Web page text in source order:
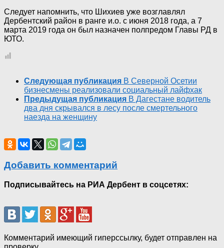
Следует напомнить, что Шихиев уже возглавлял
Дербентский район в ранге и.о. с июня 2018 года, а 7
марта 2019 года он был назначен полпредом Главы РД в
ЮТО.
Следующая публикация В Северной Осетии
бизнесмены реализовали социальный лайфхак
Предыдущая публикация В Дагестане водитель
два дня скрывался в лесу после смертельного
наезда на женщину
Добавить комментарий
Подписывайтесь на РИА Дербент в соцсетях:
Комментарий имеющий гиперссылку, будет отправлен на